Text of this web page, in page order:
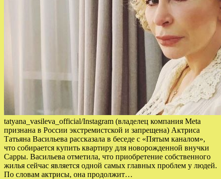
tatyana_vasileva_official/Instagram (владелец компания Meta
признана в России экстремистской и запрещена) Актриса
Татьяна Васильева рассказала в беседе с «Пятым каналом»,
что собирается купить квартиру для новорожденной внучки
Сарры. Васильева отметила, что приобретение собственного
жилья сейчас является одной самых главных проблем у людей.
По словам актрисы, она продолжит…